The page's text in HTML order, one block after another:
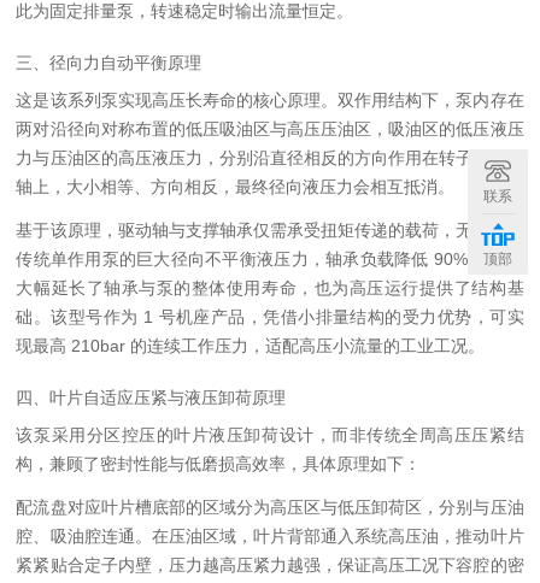
此为固定排量泵，转速稳定时输出流量恒定。
三、径向力自动平衡原理
这是该系列泵实现高压长寿命的核心原理。双作用结构下，泵内存在
两对沿径向对称布置的低压吸油区与高压压油区，吸油区的低压液压
力与压油区的高压液压力，分别沿直径相反的方向作用在转子与驱动
轴上，大小相等、方向相反，最终径向液压力会相互抵消。
基于该原理，驱动轴与支撑轴承仅需承受扭矩传递的载荷，无需承受
传统单作用泵的巨大径向不平衡液压力，轴承负载降低 90% 以上，
大幅延长了轴承与泵的整体使用寿命，也为高压运行提供了结构基
础。该型号作为 1 号机座产品，凭借小排量结构的受力优势，可实
现最高 210bar 的连续工作压力，适配高压小流量的工业工况。
四、叶片自适应压紧与液压卸荷原理
该泵采用分区控压的叶片液压卸荷设计，而非传统全周高压压紧结
构，兼顾了密封性能与低磨损高效率，具体原理如下：
配流盘对应叶片槽底部的区域分为高压区与低压卸荷区，分别与压油
腔、吸油腔连通。在压油区域，叶片背部通入系统高压油，推动叶片
紧紧贴合定子内壁，压力越高压紧力越强，保证高压工况下容腔的密
联系
顶部